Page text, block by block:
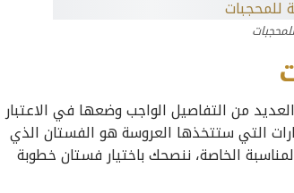
من التفاصيل الواجب وضعها في الاعتبار
التي ستتخذها العروسة هو الفستان الذي
الخاصة، ننصحك باختيار فستان خطوبة